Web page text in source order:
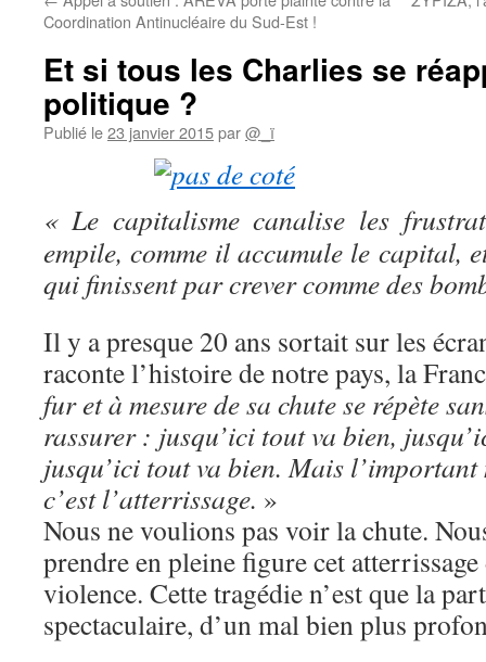
Coordination Antinucléaire du Sud-Est !
Et si tous les Charlies se
politique ?
Publié le23 janvier 2015par@_ï
« Le capitalisme canalise les
empile, comme il accumule le capital,
qui finissent par crever comme des
Il y a presque 20 ans sortait sur les
raconte l’histoire de notre pays, la
fur et à mesure de sa chute se répète
rassurer : jusqu’ici tout va bien,
jusqu’ici tout va bien. Mais l’important
c’est l’atterrissage. »
Nous ne voulions pas voir la chute.
prendre en pleine figure cet
violence. Cette tragédie n’est que la
spectaculaire, d’un mal bien plus